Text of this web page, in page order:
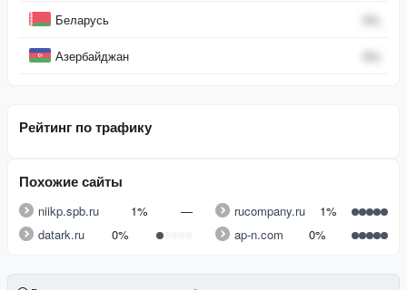
Беларусь 0%
Азербайджан 0%
Рейтинг по трафику
Похожие сайты
niikp.spb.ru 1% — rucompany.ru
1%
datark.ru
0% ap-n.com 0%